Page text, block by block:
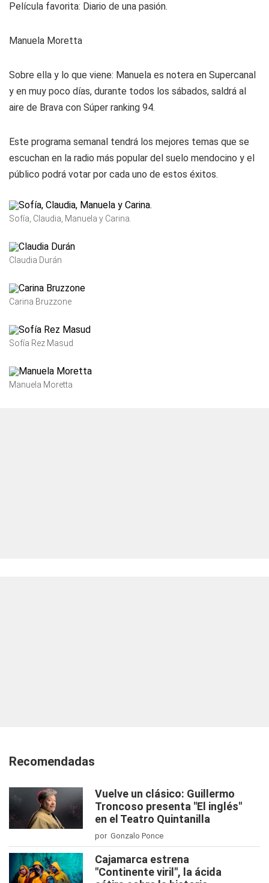
Película favorita: Diario de una pasión.
Manuela Moretta
Sobre ella y lo que viene: Manuela es notera en Supercanal
y en muy poco días, durante todos los sábados, saldrá al
aire de Brava con Súper ranking 94.
Este programa semanal tendrá los mejores temas que se
escuchan en la radio más popular del suelo mendocino y el
público podrá votar por cada uno de estos éxitos.
Sofía, Claudia, Manuela y Carina.
Claudia Durán
Carina Bruzzone
Sofía Rez Masud
Manuela Moretta
Recomendadas
Vuelve un clásico: Guillermo
Troncoso presenta "El inglés"
en el Teatro Quintanilla
por Gonzalo Ponce
Cajamarca estrena
"Continente viril", la ácida